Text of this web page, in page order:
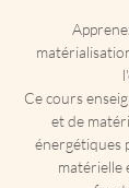
Ce cours
et de
énergétiques
matérielle